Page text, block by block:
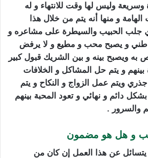
وسريعة وليس لها وقت للانتهاء و له
الهامة و منها أنه يتم من خلال هذا
جلب الحبيب والسيطرة على مشاعره و
و يصبح محب و مطيع و لا يرفض
ويصبح بينه و بين الشريك قبول كبير
بينهم و يتم حل المشاكل و الخلافات
ويتم عمل الزواج و النكاح و يتم
دائم و نهائي و تعود المحبة بينهم
والسرور .
و هل هو مضمون
يتسائل عن هذا العمل إن كان من